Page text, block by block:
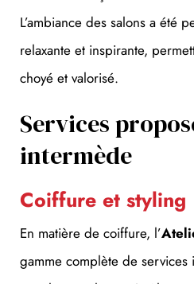
relaxante et inspirante,
choyé et valorisé.
Services
intermède
En matière de coiffure, l’
gamme complète de services
et styling sophistiqué.